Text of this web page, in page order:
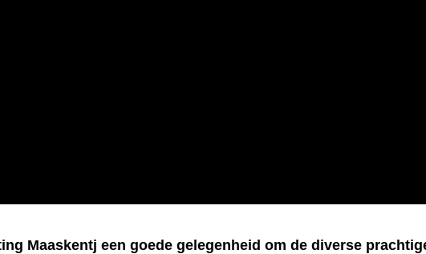
Maaskentj een goede gelegenheid om de diverse